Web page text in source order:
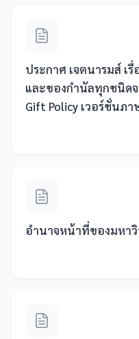
ประกาศ เจตนารมส์ เ
และของกำนัลทุกชนิด
Gift Policy เวอร์ชั่นภ
อำนาจหน้าที่ของมหา